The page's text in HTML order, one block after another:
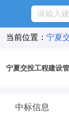
当前位置： 宁夏
宁夏交投工程建设
中标信息